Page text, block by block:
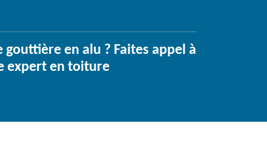
en alu ? Faites appel à
expert en toiture